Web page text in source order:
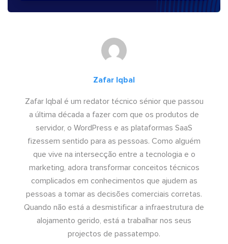
Zafar Iqbal
Zafar Iqbal é um redator técnico sénior que passou
a última década a fazer com que os produtos de
servidor, o WordPress e as plataformas SaaS
fizessem sentido para as pessoas. Como alguém
que vive na intersecção entre a tecnologia e o
marketing, adora transformar conceitos técnicos
complicados em conhecimentos que ajudem as
pessoas a tomar as decisões comerciais corretas.
Quando não está a desmistificar a infraestrutura de
alojamento gerido, está a trabalhar nos seus
projectos de passatempo.